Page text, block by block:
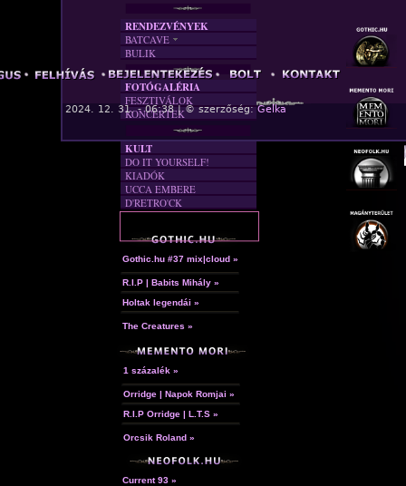
2024. 12. 31. - 06:38 | © szerzőség:Gelka «
RENDEZVÉNYEK
BATCAVE
AKTUÁLIS
A MÚLT
BULIK
FOTÓGALÉRIA
FESZTIVÁLOK
KONCERTEK
KULT
DO IT YOURSELF!
KIADÓK
UCCA EMBERE
D'RETRO'CK
Gothic.hu #37 mix|cloud »
R.I.P | Babits Mihály »
Holtak legendái »
The Creatures »
1 százalék »
Orridge | Napok Romjai »
R.I.P Orridge | L.T.S »
Orcsik Roland »
Current 93 »